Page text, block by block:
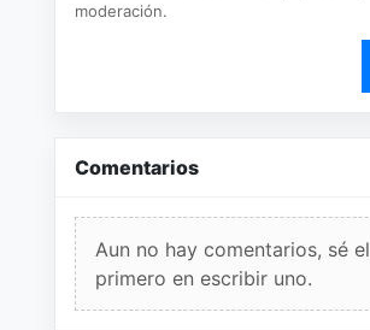
moderación.
Comentarios
Aun no hay comentarios, sé el
primero en escribir uno.